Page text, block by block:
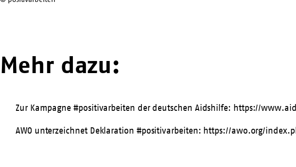
Mehr dazu:
Zur Kampagne #positivarbeiten der deutschen Aidshilfe: https://
AWO unterzeichnet Deklaration #positivarbeiten: https://awo.org/